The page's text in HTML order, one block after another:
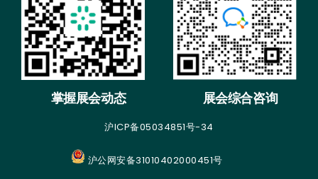
掌握展会动态 展会综合咨询
沪ICP备05034851号-34
沪公网安备31010402000451号